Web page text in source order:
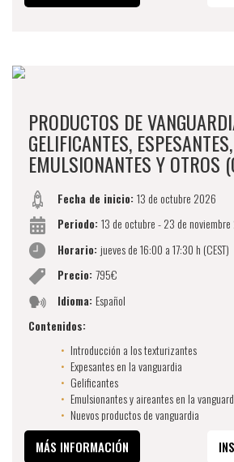
PRODUCTOS DE
GELIFICANTES, ESPESANTES,
EMULSIONANTES Y OTROS
Fecha de inicio: 13 de octubre 2026
Periodo: 13 de octubre - 23 de
Horario: jueves de 16:00 a 17:30 h (CEST)
Precio: 795€
Idioma: Español
Contenidos:
Introducción a los texturizantes
Expesantes en la vanguardia
Gelificantes
Emulsionantes y aireantes en la
Nuevos productos de vanguardia
MÁS INFORMACIÓN